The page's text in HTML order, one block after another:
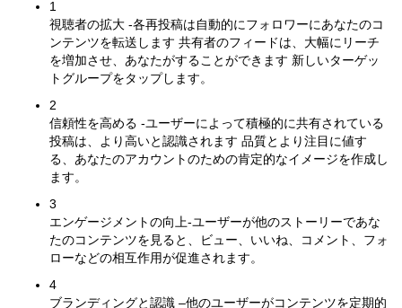
1
視聴者の拡大 -各再投稿は自動的にフォロワーにあなたのコ
ンテンツを転送します 共有者のフィードは、大幅にリーチ
を増加させ、あなたがすることができます 新しいターゲッ
トグループをタップします。
2
信頼性を高める -ユーザーによって積極的に共有されている
投稿は、より高いと認識されます 品質とより注目に値す
る、あなたのアカウントのための肯定的なイメージを作成し
ます。
3
エンゲージメントの向上-ユーザーが他のストーリーであな
たのコンテンツを見ると、ビュー、いいね、コメント、フォ
ローなどの相互作用が促進されます。
4
ブランディングと認識 –他のユーザーがコンテンツを定期的